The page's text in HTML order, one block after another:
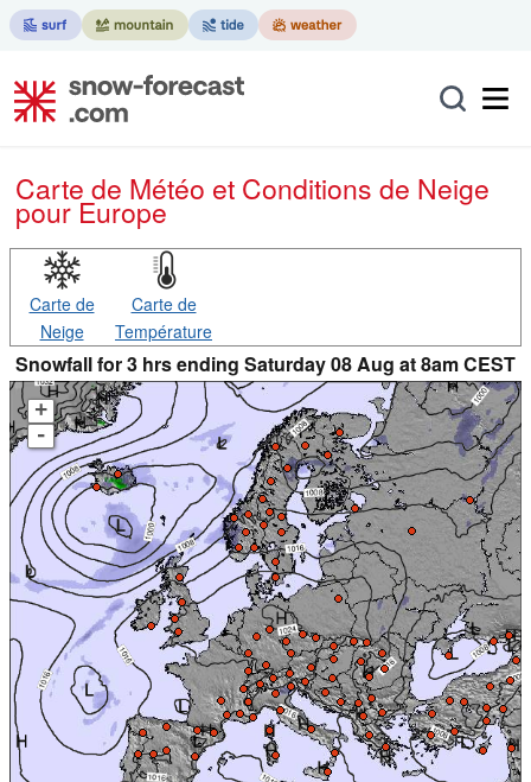
Carte de Météo et Conditions de Neige
pour Europe
Carte de
Neige
Carte de
Température
Snowfall for 3 hrs ending Saturday 08 Aug at 8am CEST
+
-